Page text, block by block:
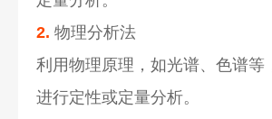
2. 物理分析法
利用物理原理，如光谱、色谱等
进行定性或定量分析。